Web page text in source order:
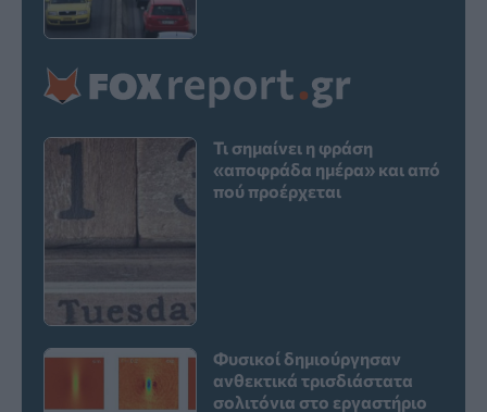
Τι σημαίνει η φράση
«αποφράδα ημέρα» και από
πού προέρχεται
Φυσικοί δημιούργησαν
ανθεκτικά τρισδιάστατα
σολιτόνια στο εργαστήριο